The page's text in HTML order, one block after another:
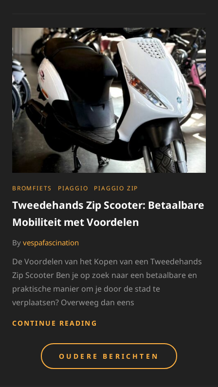
BIJ
IKEA
VOOR
JOUW
MEUBELS
CATEGORIES
BROMFIETS PIAGGIO PIAGGIO ZIP
Tweedehands Zip Scooter: Betaalbare
Mobiliteit met Voordelen
By vespafascination
De Voordelen van het Kopen van een Tweedehands
Zip Scooter Ben je op zoek naar een betaalbare en
praktische manier om je door de stad te
verplaatsen? Overweeg dan eens
CONTINUE READING
SCOOTER:
BETAALBARE
MOBILITEIT
MET
Berichten
OUDERE BERICHTEN